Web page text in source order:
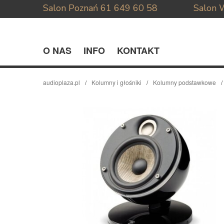
Salon Poznań 61 649 60 58 Salon
O NAS INFO KONTAKT
audioplaza.pl Kolumny i głośniki Kolumny podstawkowe